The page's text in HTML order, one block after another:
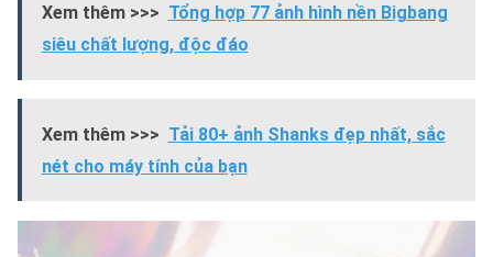
Xem thêm >>> Tổng hợp 77 ảnh hình nền Bigbang
siêu chất lượng, độc đáo
Xem thêm >>> Tải 80+ ảnh Shanks đẹp nhất, sắc
nét cho máy tính của bạn